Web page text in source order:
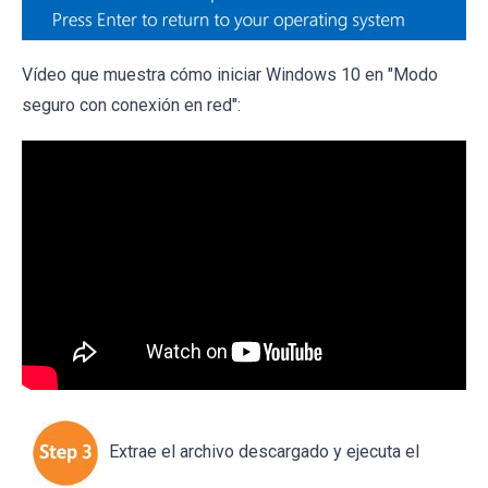
Vídeo que muestra cómo iniciar Windows 10 en "Modo
seguro con conexión en red":
Extrae el archivo descargado y ejecuta el